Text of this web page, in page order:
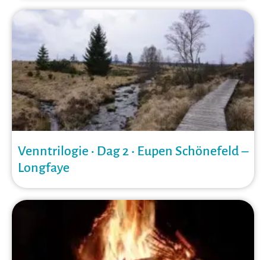
Venntrilogie • Dag 2 • Eupen Schönefeld –
Longfaye